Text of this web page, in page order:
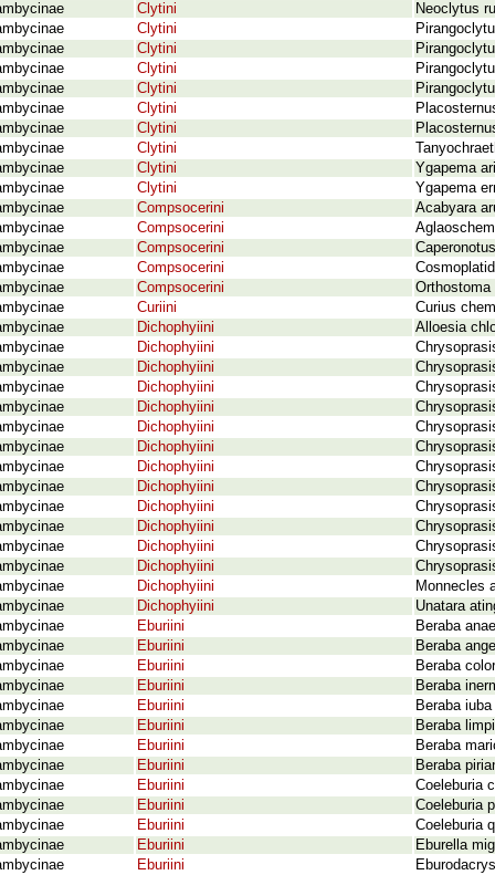
Clytini
Neoclytus
Clytini
Clytini
Clytini
Clytini
Clytini
Clytini
Clytini
Clytini
Ygapema
Clytini
Ygapema
Compsocerini
Acabyara
Compsocerini
Compsocerini
Compsocerini
Compsocerini
Orthostoma
Curiini
Curius
Dichophyiini
Alloesia
Dichophyiini
Dichophyiini
Dichophyiini
Dichophyiini
Dichophyiini
Dichophyiini
Dichophyiini
Dichophyiini
Dichophyiini
Dichophyiini
Dichophyiini
Dichophyiini
Dichophyiini
Monnecles
Dichophyiini
Unatara
Eburiini
Beraba
Eburiini
Beraba
Eburiini
Beraba
Eburiini
Beraba
Eburiini
Beraba
Eburiini
Beraba
Eburiini
Beraba
Eburiini
Beraba
Eburiini
Coeleburia
Eburiini
Coeleburia
Eburiini
Coeleburia
Eburiini
Eburella
Eburiini